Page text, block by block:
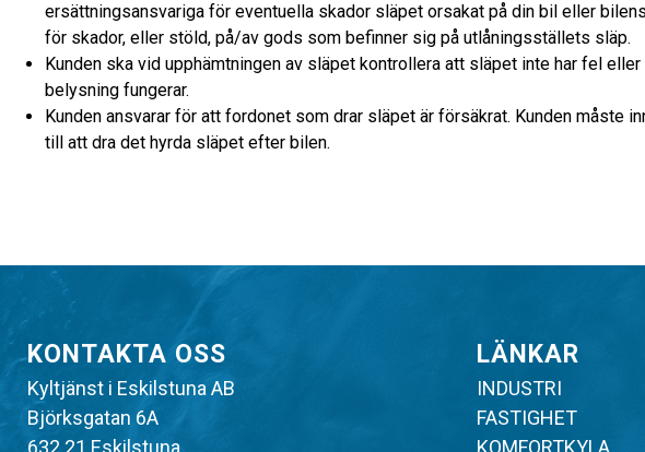
ersättningsansvariga för eventuella skador släpet orsakat på din bil eller
för skador, eller stöld, på/av gods som befinner sig på utlåningsställets släp.
Kunden ska vid upphämtningen av släpet kontrollera att släpet inte har fel
belysning fungerar.
Kunden ansvarar för att fordonet som drar släpet är försäkrat. Kunden måste
till att dra det hyrda släpet efter bilen.
KONTAKTA OSS
Kyltjänst i Eskilstuna AB
Björksgatan 6A
632 21 Eskilstuna
LÄNKAR
INDUSTRI
FASTIGHET
KOMFORTKYLA